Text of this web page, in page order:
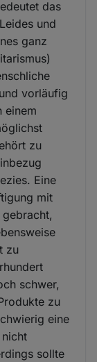
das
und
ganz
vorläufig
einem
zu
Eine
mit
zu
schwer,
zu
eine
sollte